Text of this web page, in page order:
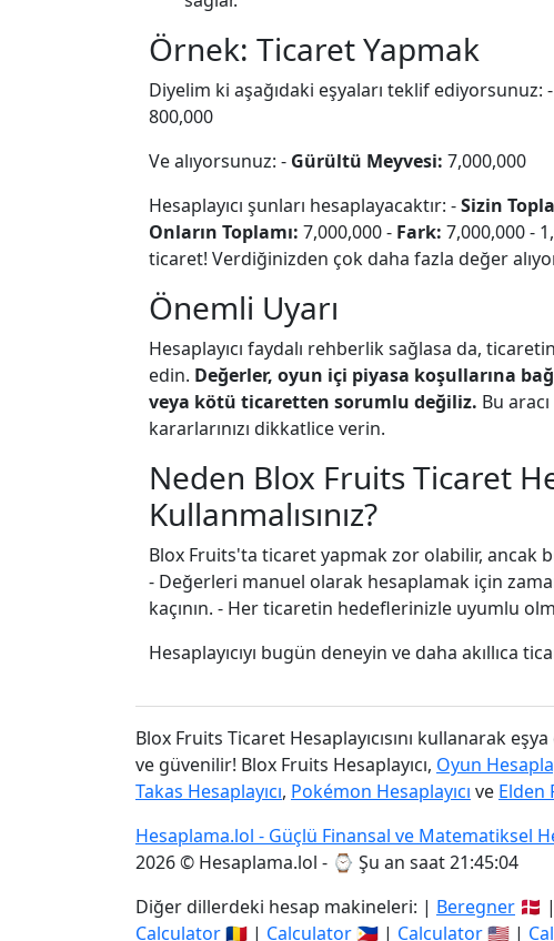
Örnek: Ticaret Yapmak
Diyelim ki aşağıdaki eşyaları teklif ediyorsunuz: -
800,000
Ve alıyorsunuz: - Gürültü Meyvesi: 7,000,000
Hesaplayıcı şunları hesaplayacaktır: -Sizin
Onların Toplamı: 7,000,000 - Fark: 7,000,000 -
ticaret! Verdiğinizden çok daha fazla değer
Önemli Uyarı
Hesaplayıcı faydalı rehberlik sağlasa da,
edin. Değerler, oyun içi piyasa koşullarına
veya kötü ticaretten sorumlu değiliz. Bu
kararlarınızı dikkatlice verin.
Neden Blox Fruits Ticaret
Kullanmalısınız?
Blox Fruits'ta ticaret yapmak zor olabilir, ancak
- Değerleri manuel olarak hesaplamak için
kaçının. - Her ticaretin hedeflerinizle uyumlu
Hesaplayıcıyı bugün deneyin ve daha akıllıca
Blox Fruits Ticaret Hesaplayıcısını kullanarak
ve güvenilir! Blox Fruits Hesaplayıcı, Oyun
Takas Hesaplayıcı, Pokémon Hesaplayıcı ve Elden
Hesaplama.lol - Güçlü Finansal ve Matematiksel
2026 © Hesaplama.lol - ⌚ Şu an saat 21:45:05
Diğer dillerdeki hesap makineleri: | Beregner 🇩🇰 |
Calculator🇷🇴 | Calculator 🇵🇭 | Calculator🇺🇸 |